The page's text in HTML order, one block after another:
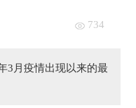
要闻
734
3月疫情出现以来的最